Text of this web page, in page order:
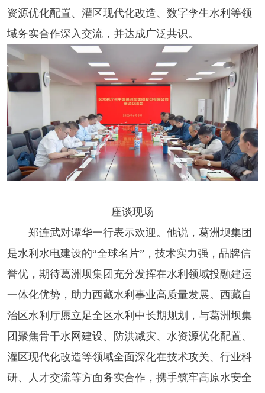
资源优化配置、灌区现代化改造、数字孪生水利等领
域务实合作深入交流，并达成广泛共识。
座谈现场
郑连武对谭华一行表示欢迎。他说，葛洲坝集团
是水利水电建设的“全球名片”，技术实力强，品牌信
誉优，期待葛洲坝集团充分发挥在水利领域投融建运
一体化优势，助力西藏水利事业高质量发展。西藏自
治区水利厅愿立足全区水利中长期规划，与葛洲坝集
团聚焦骨干水网建设、防洪减灾、水资源优化配置、
灌区现代化改造等领域全面深化在技术攻关、行业科
研、人才交流等方面务实合作，携手筑牢高原水安全